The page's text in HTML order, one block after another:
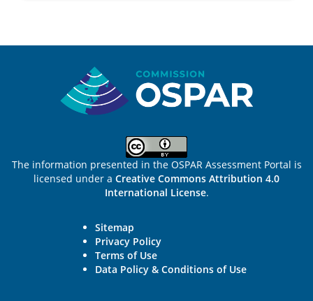
The information presented in the OSPAR Assessment Portal is
licensed under a Creative Commons Attribution 4.0
International License.
Sitemap
Privacy Policy
Terms of Use
Data Policy & Conditions of Use